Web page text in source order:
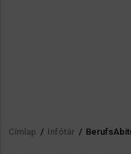
Morzsa
Címlap / Infótár /